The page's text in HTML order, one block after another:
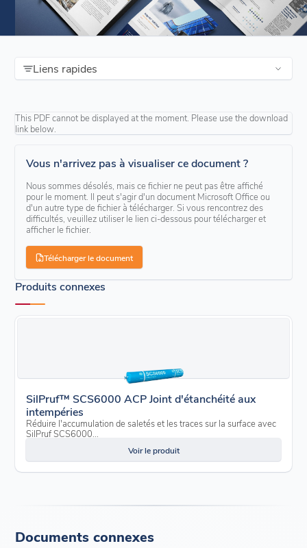
Liens rapides
This PDF cannot be displayed at the moment. Please use the download
link below.
Vous n'arrivez pas à visualiser ce document ?
Nous sommes désolés, mais ce fichier ne peut pas être affiché
pour le moment. Il peut s'agir d'un document Microsoft Office ou
d'un autre type de fichier à télécharger. Si vous rencontrez des
difficultés, veuillez utiliser le lien ci-dessous pour télécharger et
afficher le fichier.
Télécharger le document
Produits connexes
SilPruf™ SCS6000 ACP Joint d'étanchéité aux
intempéries
Réduire l'accumulation de saletés et les traces sur la surface avec
SilPruf SCS6000...
Voir le produit
Documents connexes